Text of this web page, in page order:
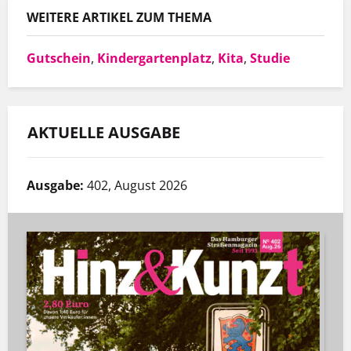
WEITERE ARTIKEL ZUM THEMA
Gutschein, Kindergartenplatz, Kita, Studie
AKTUELLE AUSGABE
Ausgabe: 402, August 2026